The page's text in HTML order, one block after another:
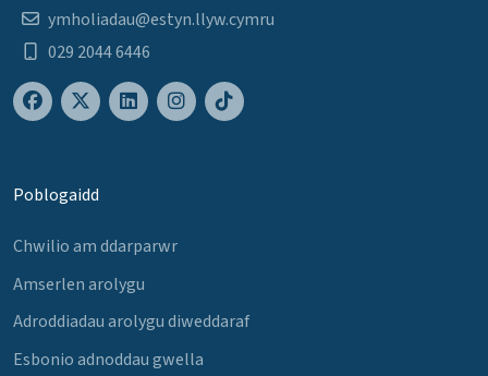
ymholiadau@estyn.llyw.cymru
029 2044 6446
Poblogaidd
Chwilio am ddarparwr
Amserlen arolygu
Adroddiadau arolygu diweddaraf
Esbonio adnoddau gwella